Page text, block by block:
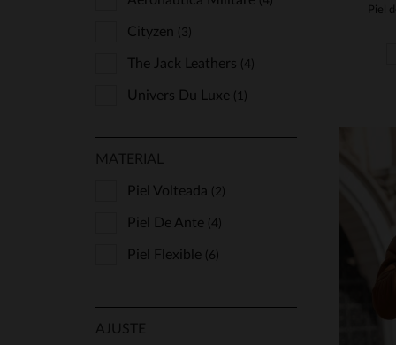
Cityzen (3)
The Jack Leathers (4)
Univers Du Luxe (1)
MATERIAL
Piel Volteada (2)
Piel De Ante (4)
Piel Flexible (6)
AJUSTE